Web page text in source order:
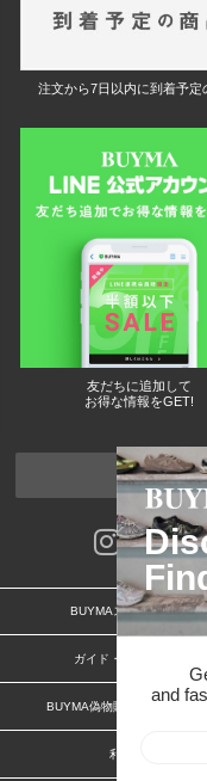
注文から7日以内に到着予定
友だちに追加して
お得な情報をGET!
BUYMAスタートガイド
ガイド・お問い合わせ
BUYMA偽物販売防止の取り組
利用規約